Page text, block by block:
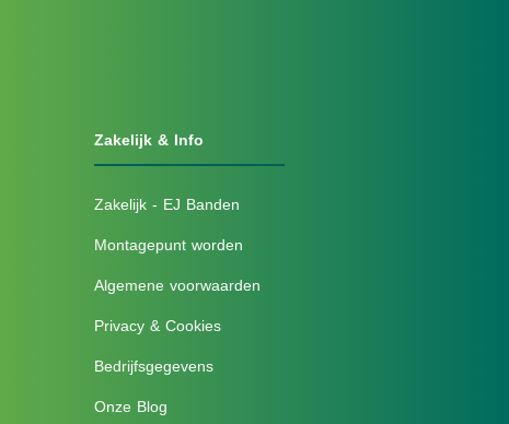
Zakelijk & Info
Zakelijk - EJ Banden
Montagepunt worden
Algemene voorwaarden
Privacy & Cookies
Bedrijfsgegevens
Onze Blog